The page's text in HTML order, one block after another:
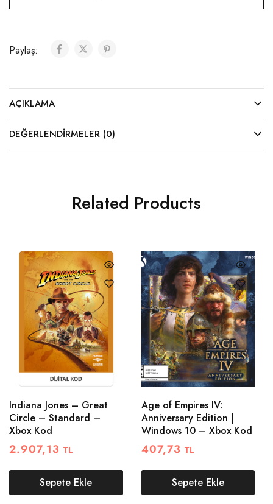
Paylaş:
AÇIKLAMA
DEĞERLENDIRMELER (0)
Related Products
Indiana Jones – Great
Circle – Standard –
Xbox Kod
2.907,13 TL
Sepete Ekle
Age of Empires IV:
Anniversary Edition |
Windows 10 – Xbox Kod
407,73 TL
Sepete Ekle